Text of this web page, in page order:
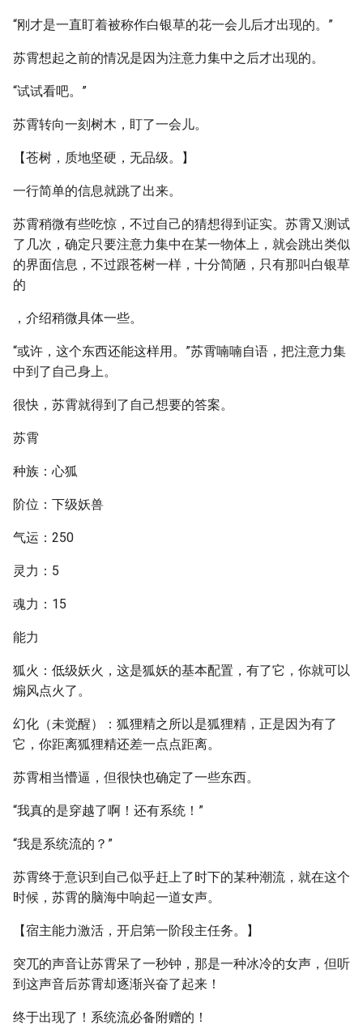
“刚才是一直盯着被称作白银草的花一会儿后才出现的。”
苏霄想起之前的情况是因为注意力集中之后才出现的。
“试试看吧。”
苏霄转向一刻树木，盯了一会儿。
【苍树，质地坚硬，无品级。】
一行简单的信息就跳了出来。
苏霄稍微有些吃惊，不过自己的猜想得到证实。苏霄又测试
了几次，确定只要注意力集中在某一物体上，就会跳出类似
的界面信息，不过跟苍树一样，十分简陋，只有那叫白银草
的
，介绍稍微具体一些。
“或许，这个东西还能这样用。”苏霄喃喃自语，把注意力集
中到了自己身上。
很快，苏霄就得到了自己想要的答案。
苏霄
种族：心狐
阶位：下级妖兽
气运：250
灵力：5
魂力：15
能力
狐火：低级妖火，这是狐妖的基本配置，有了它，你就可以
煽风点火了。
幻化（未觉醒）：狐狸精之所以是狐狸精，正是因为有了
它，你距离狐狸精还差一点点距离。
苏霄相当懵逼，但很快也确定了一些东西。
“我真的是穿越了啊！还有系统！”
“我是系统流的？”
苏霄终于意识到自己似乎赶上了时下的某种潮流，就在这个
时候，苏霄的脑海中响起一道女声。
【宿主能力激活，开启第一阶段主任务。】
突兀的声音让苏霄呆了一秒钟，那是一种冰冷的女声，但听
到这声音后苏霄却逐渐兴奋了起来！
终于出现了！系统流必备附赠的！